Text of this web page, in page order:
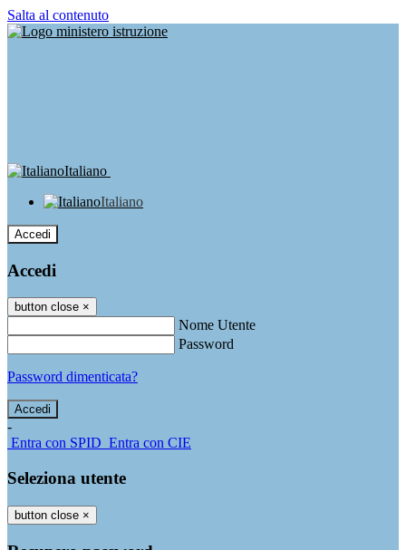
Salta al contenuto
Italiano
Italiano
Accedi
Accedi
button close ×
Nome Utente
Password
Password dimenticata?
-
Entra con SPID Entra con CIE
Seleziona utente
button close ×